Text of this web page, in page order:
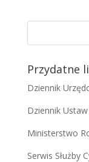
Przydatne
Dziennik
Dziennik
Ministerstwo
Serwis Służby